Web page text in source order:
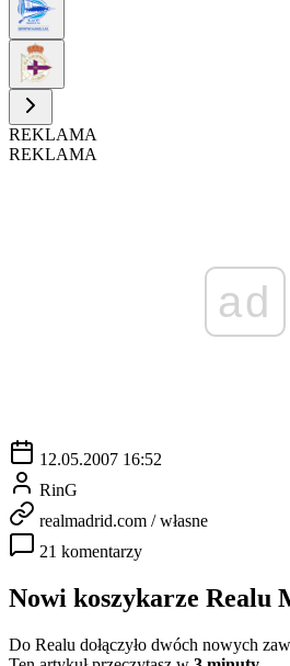
REKLAMA
REKLAMA
ad
12.05.2007 16:52
RinG
realmadrid.com / własne
21 komentarzy
Nowi koszykarze Realu
Do Realu dołączyło dwóch nowych